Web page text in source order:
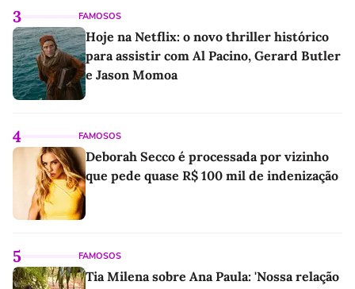
3 FAMOSOS
Hoje na Netflix: o novo thriller histórico
para assistir com Al Pacino, Gerard Butler
e Jason Momoa
4 FAMOSOS
Deborah Secco é processada por vizinho
que pede quase R$ 100 mil de indenização
5 FAMOSOS
Tia Milena sobre Ana Paula: 'Nossa relação